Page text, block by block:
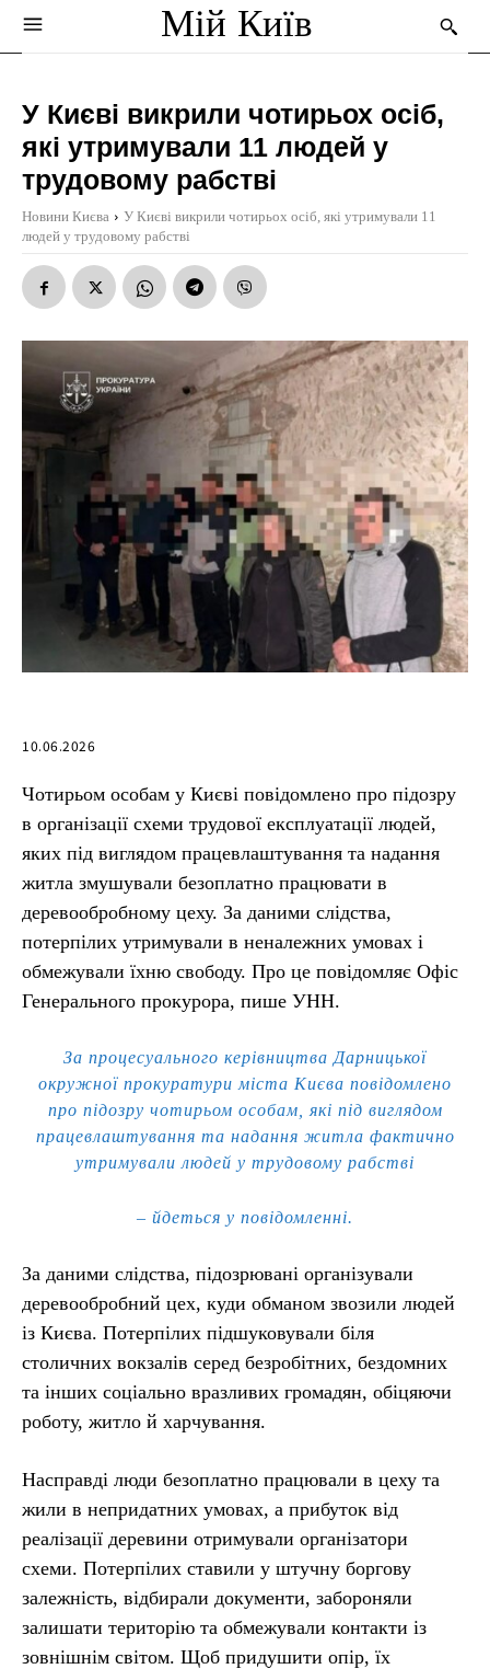
Мій Київ
У Києві викрили чотирьох осіб,
які утримували 11 людей у
трудовому рабстві
Новини Києва
У Києві викрили чотирьох осіб, які утримували 11
людей у трудовому рабстві
10.06.2026
Чотирьом особам у Києві повідомлено про підозру
в організації схеми трудової експлуатації людей,
яких під виглядом працевлаштування та надання
житла змушували безоплатно працювати в
деревообробному цеху. За даними слідства,
потерпілих утримували в неналежних умовах і
обмежували їхню свободу. Про це повідомляє Офіс
Генерального прокурора, пише УНН.
За процесуального керівництва Дарницької
окружної прокуратури міста Києва повідомлено
про підозру чотирьом особам, які під виглядом
працевлаштування та надання житла фактично
утримували людей у трудовому рабстві
– йдеться у повідомленні.
За даними слідства, підозрювані організували
деревообробний цех, куди обманом звозили людей
із Києва. Потерпілих підшуковували біля
столичних вокзалів серед безробітних, бездомних
та інших соціально вразливих громадян, обіцяючи
роботу, житло й харчування.
Насправді люди безоплатно працювали в цеху та
жили в непридатних умовах, а прибуток від
реалізації деревини отримували організатори
схеми. Потерпілих ставили у штучну боргову
залежність, відбирали документи, забороняли
залишати територію та обмежували контакти із
зовнішнім світом. Щоб придушити опір, їх